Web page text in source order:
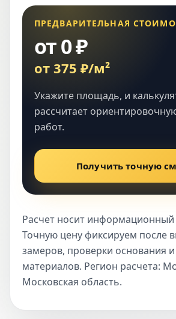
ПРЕДВАРИТЕЛЬНАЯ
от 0 ₽
от 375 ₽/м²
Укажите площадь, и
рассчитает
работ.
Получить точную
Расчет носит информационный
Точную цену фиксируем после
замеров, проверки основания и
материалов. Регион расчета:
Московская область.